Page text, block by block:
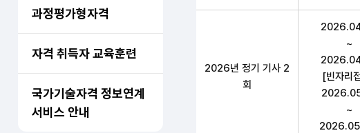
과정평가형자격
자격 취득자 교육훈련
국가기술자격 정보연계
서비스 안내
2026년 정기 기사 2
회
~
[빈자리
~